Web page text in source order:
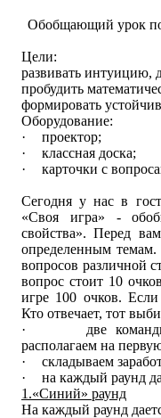
Обобщающий урок по
Цели:
развивать интуицию,
пробудить
формировать
Оборудование:
·
проектор;
·
классная доска;
·
карточки с
Сегодня у нас в
«Своя игра» -
свойства». Перед
определенным темам.
вопросов различной
вопрос стоит 10
игре 100 очков.
Кто отвечает, тот
·
две
располагаем на
·
складываем
·
на каждый раунд
1.«Синий» раунд
На каждый раунд